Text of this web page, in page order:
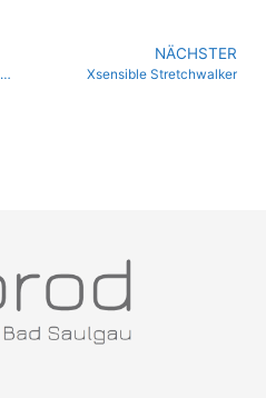
Neu bei uns: INYATI vegane Taschen
NÄCHSTER
Xsensible Stretchwalker